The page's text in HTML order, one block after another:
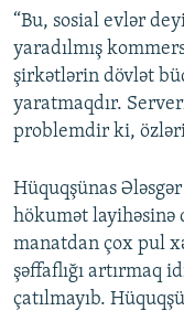
“Bu, sosial evlər
yaradılmış
şirkətlərin dövlət
yaratmaqdır.
problemdir ki,
Hüquqşünas
hökumət layihəsinə
manatdan çox pul
şəffaflığı artırmaq
çatılmayıb.